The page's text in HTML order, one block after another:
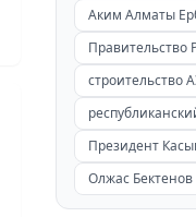
Аким Алматы
Правительство
строительство
Президент
Олжас Бектенов